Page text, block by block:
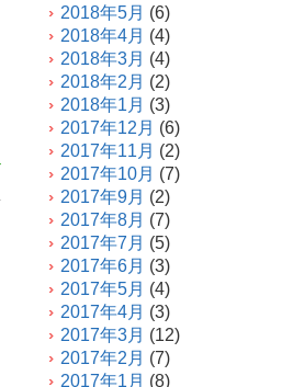
2018年5月 (6)
2018年4月 (4)
2018年3月 (4)
2018年2月 (2)
2018年1月 (3)
2017年12月 (6)
2017年11月 (2)
2017年10月 (7)
2017年9月 (2)
2017年8月 (7)
2017年7月 (5)
2017年6月 (3)
2017年5月 (4)
2017年4月 (3)
2017年3月 (12)
2017年2月 (7)
2017年1月 (8)